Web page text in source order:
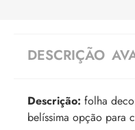
DESCRIÇÃO
Descrição: folha
belíssima opção para